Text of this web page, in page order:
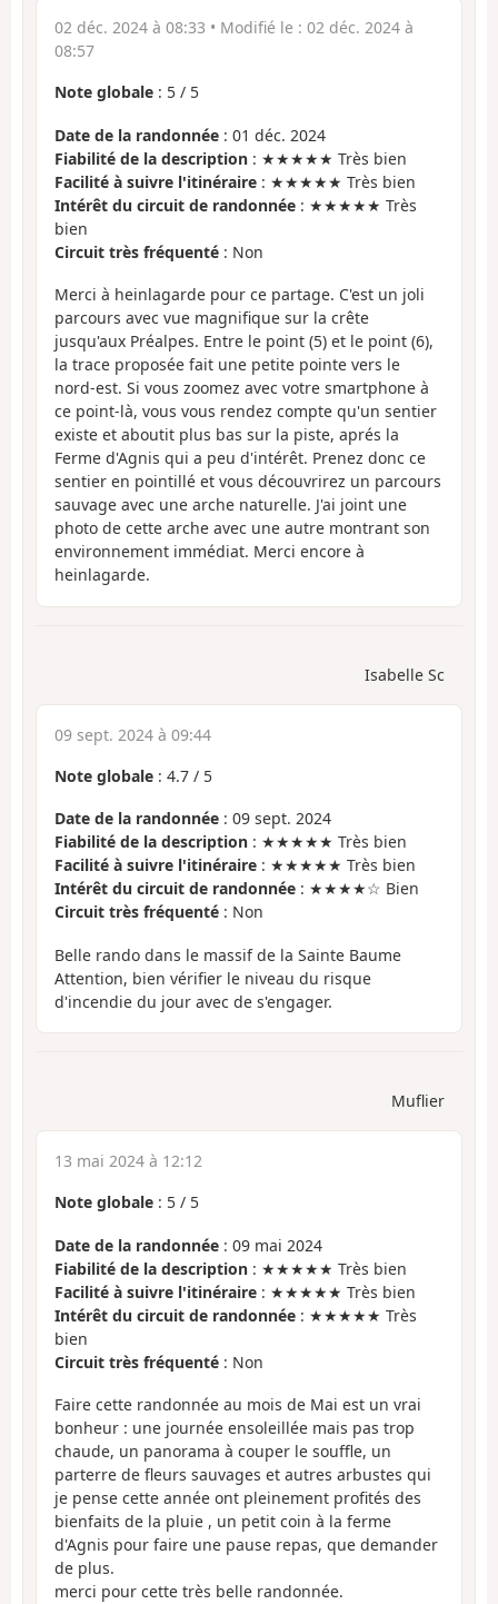
02 déc. 2024 à 08:33 • Modifié le : 02 déc. 2024 à
08:57
Note globale : 5 / 5
Date de la randonnée : 01 déc. 2024
Fiabilité de la description : ★★★★★ Très bien
Facilité à suivre l'itinéraire : ★★★★★ Très bien
Intérêt du circuit de randonnée : ★★★★★ Très
bien
Circuit très fréquenté : Non
Merci à heinlagarde pour ce partage. C'est un joli
parcours avec vue magnifique sur la crête
jusqu'aux Préalpes. Entre le point (5) et le point (6),
la trace proposée fait une petite pointe vers le
nord-est. Si vous zoomez avec votre smartphone à
ce point-là, vous vous rendez compte qu'un sentier
existe et aboutit plus bas sur la piste, aprés la
Ferme d'Agnis qui a peu d'intérêt. Prenez donc ce
sentier en pointillé et vous découvrirez un parcours
sauvage avec une arche naturelle. J'ai joint une
photo de cette arche avec une autre montrant son
environnement immédiat. Merci encore à
heinlagarde.
Isabelle Sc
09 sept. 2024 à 09:44
Note globale : 4.7 / 5
Date de la randonnée : 09 sept. 2024
Fiabilité de la description : ★★★★★ Très bien
Facilité à suivre l'itinéraire : ★★★★★ Très bien
Intérêt du circuit de randonnée : ★★★★☆ Bien
Circuit très fréquenté : Non
Belle rando dans le massif de la Sainte Baume
Attention, bien vérifier le niveau du risque
d'incendie du jour avec de s'engager.
Muflier
13 mai 2024 à 12:12
Note globale : 5 / 5
Date de la randonnée : 09 mai 2024
Fiabilité de la description : ★★★★★ Très bien
Facilité à suivre l'itinéraire : ★★★★★ Très bien
Intérêt du circuit de randonnée : ★★★★★ Très
bien
Circuit très fréquenté : Non
Faire cette randonnée au mois de Mai est un vrai
bonheur : une journée ensoleillée mais pas trop
chaude, un panorama à couper le souffle, un
parterre de fleurs sauvages et autres arbustes qui
je pense cette année ont pleinement profités des
bienfaits de la pluie , un petit coin à la ferme
d'Agnis pour faire une pause repas, que demander
de plus.
merci pour cette très belle randonnée.